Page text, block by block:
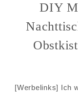
DIY
[Werbelinks] Ich